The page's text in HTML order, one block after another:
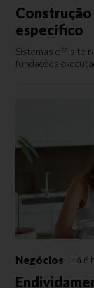
específico
Sistemas off-site
fundações
Negócios Há 6